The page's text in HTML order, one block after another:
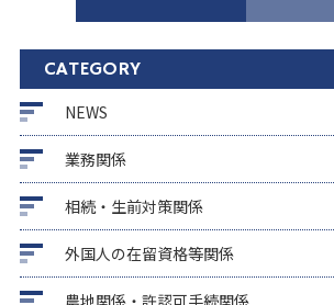
CATEGORY
NEWS
業務関係
相続・生前対策関係
外国人の在留資格等関係
農地関係・許認可手続関係